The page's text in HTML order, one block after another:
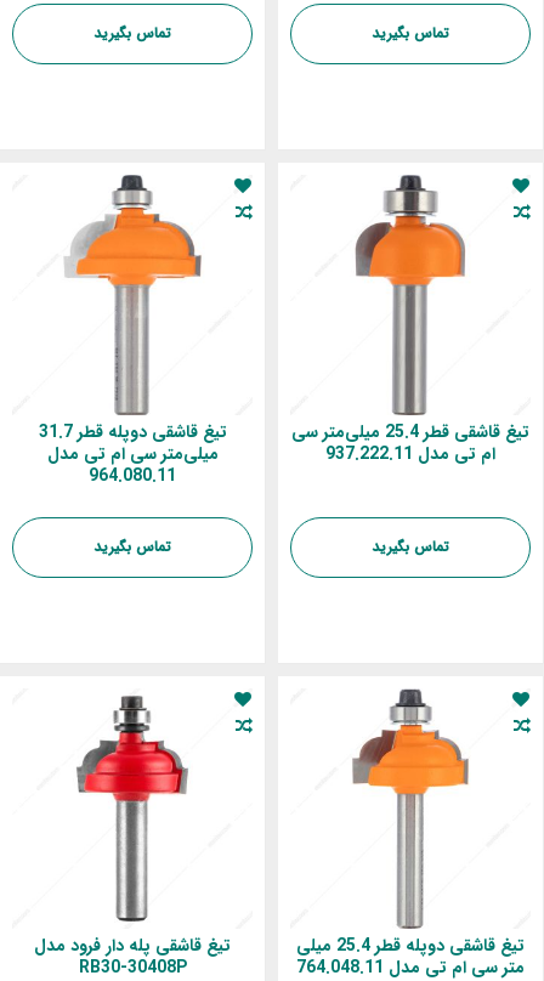
تماس بگیرید تماس بگیرید
تیغ قاشقی قطر 25.4 میلی‌متر سی
ام تی مدل 937.222.11
تماس بگیرید
تیغ قاشقی دوپله قطر 31.7
میلی‌متر سی ام تی مدل
964.080.11
تماس بگیرید
تیغ قاشقی دوپله قطر 25.4 میلی‌
متر سی ام تی مدل 764.048.11
تیغ قاشقی پله دار فرود مدل
RB30-30408P